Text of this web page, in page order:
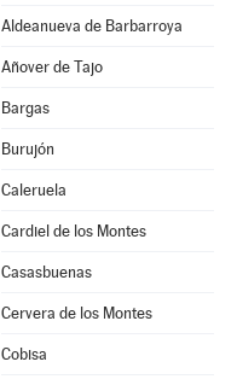
Aldeanueva de Barbarroya
Añover de Tajo
Bargas
Burujón
Caleruela
Cardiel de los Montes
Casasbuenas
Cervera de los Montes
Cobisa